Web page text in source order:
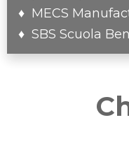
MECS
SBS Scuola